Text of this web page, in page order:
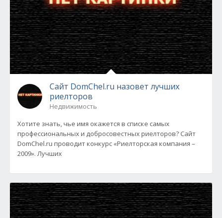
Сайт DomChel.ru назовет лучших
риелторов
Недвижимость
Хотите знать, чье имя окажется в списке самых
профессиональных и добросовестных риелторов? Сайт
DomChel.ru проводит конкурс «Риелторская компания –
2009». Лучших